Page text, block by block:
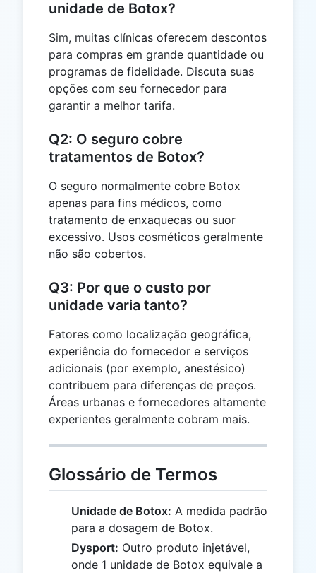
unidade de Botox?
Sim, muitas clínicas oferecem descontos
para compras em grande quantidade ou
programas de fidelidade. Discuta suas
opções com seu fornecedor para
garantir a melhor tarifa.
Q2: O seguro cobre
tratamentos de Botox?
O seguro normalmente cobre Botox
apenas para fins médicos, como
tratamento de enxaquecas ou suor
excessivo. Usos cosméticos geralmente
não são cobertos.
Q3: Por que o custo por
unidade varia tanto?
Fatores como localização geográfica,
experiência do fornecedor e serviços
adicionais (por exemplo, anestésico)
contribuem para diferenças de preços.
Áreas urbanas e fornecedores altamente
experientes geralmente cobram mais.
Glossário de Termos
Unidade de Botox: A medida padrão
para a dosagem de Botox.
Dysport: Outro produto injetável,
onde 1 unidade de Botox equivale a